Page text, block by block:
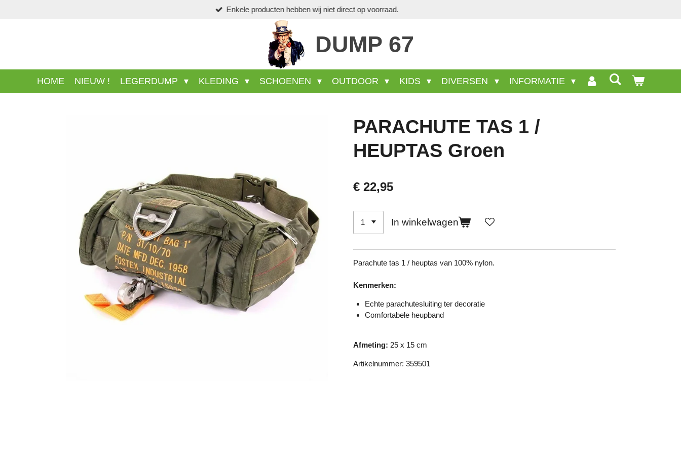
Veel wel aanwezige producten staan niet op deze site.
DUMP 67
HOME NIEUW ! LEGERDUMP KLEDING SCHOENEN OUTDOOR KIDS DIVERSEN INFORMATIE
PARACHUTE TAS 1 /
HEUPTAS Groen
€ 22,95
In winkelwagen
Parachute tas 1 / heuptas van 100% nylon.
Kenmerken:
Echte parachutesluiting ter decoratie
Comfortabele heupband
Afmeting: 25 x 15 cm
Artikelnummer: 359501